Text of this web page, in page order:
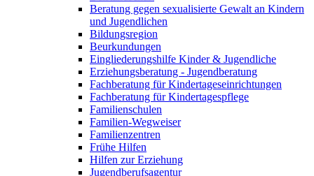
Beratung gegen sexualisierte Gewalt an Kindern
und Jugendlichen
Bildungsregion
Beurkundungen
Eingliederungshilfe Kinder & Jugendliche
Erziehungsberatung - Jugendberatung
Fachberatung für Kindertageseinrichtungen
Fachberatung für Kindertagespflege
Familienschulen
Familien-Wegweiser
Familienzentren
Frühe Hilfen
Hilfen zur Erziehung
Jugendberufsagentur